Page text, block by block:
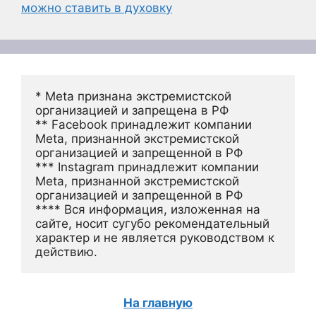
можно ставить в духовку
* Meta признана экстремистской
организацией и запрещена в РФ
** Facebook принадлежит компании
Meta, признанной экстремистской
организацией и запрещенной в РФ
*** Instagram принадлежит компании
Meta, признанной экстремистской
организацией и запрещенной в РФ
**** Вся информация, изложенная на
сайте, носит сугубо рекомендательный
характер и не является руководством к
действию.
На главную